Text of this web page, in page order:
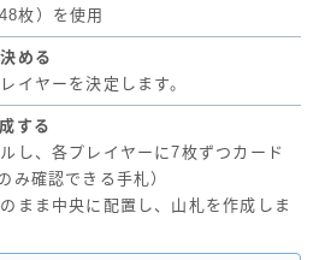
枚）を使用
める
イヤーを決定します。
する
し、各プレイヤーに7枚ずつカード
み確認できる手札）
まま中央に配置し、山札を作成しま